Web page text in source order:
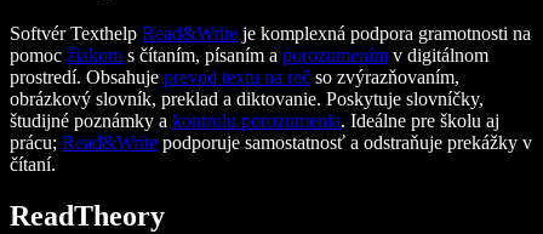
Softvér Texthelp Read&Write je komplexná podpora gramotnosti na
pomoc žiakom s čítaním, písaním a porozumením v digitálnom
prostredí. Obsahuje prevod textu na reč so zvýrazňovaním,
obrázkový slovník, preklad a diktovanie. Poskytuje slovníčky,
študijné poznámky a kontrolu porozumenia. Ideálne pre školu aj
prácu; Read&Write podporuje samostatnosť a odstraňuje prekážky v
čítaní.
ReadTheory